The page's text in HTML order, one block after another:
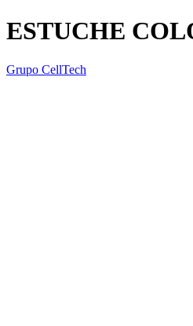
ESTUCHE
Grupo CellTech